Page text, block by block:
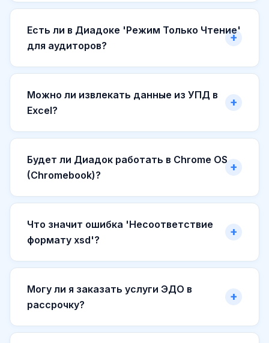
Есть ли в Диадоке 'Режим Только Чтение'
для аудиторов?
Можно ли извлекать данные из УПД в
Excel?
Будет ли Диадок работать в Chrome OS
(Chromebook)?
Что значит ошибка 'Несоответствие
формату xsd'?
Могу ли я заказать услуги ЭДО в
рассрочку?